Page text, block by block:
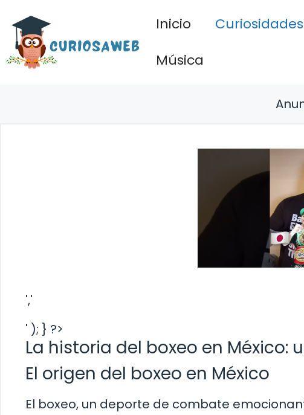
contenido
Inicio Curiosidades
Música
','
' ); } ?>
La historia del boxeo en
El origen del boxeo en México
El boxeo, un deporte de combate